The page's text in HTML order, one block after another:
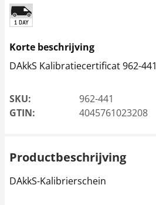
Korte beschrijving
DAkkS Kalibratiecertificat 962-441
SKU:
962-441
GTIN:
4045761023208
Productbeschrijving
DAkkS-Kalibrierschein